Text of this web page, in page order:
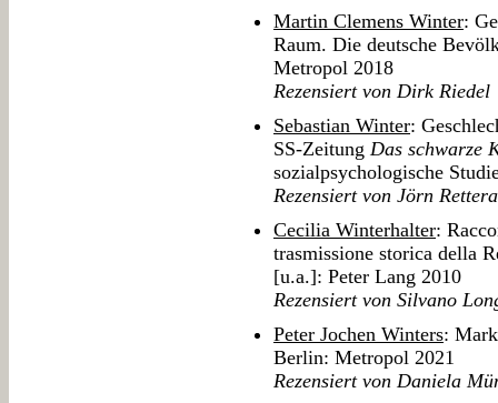
Martin Clemens Winter:
Raum. Die deutsche
Metropol 2018
Rezensiert von Dirk Riedel
Sebastian Winter:
SS-Zeitung Das schwarze
sozialpsychologische
Rezensiert von Jörn
Cecilia Winterhalter:
trasmissione storica della
[u.a.]: Peter Lang 2010
Rezensiert von Silvano
Peter Jochen Winters:
Berlin: Metropol 2021
Rezensiert von Daniela